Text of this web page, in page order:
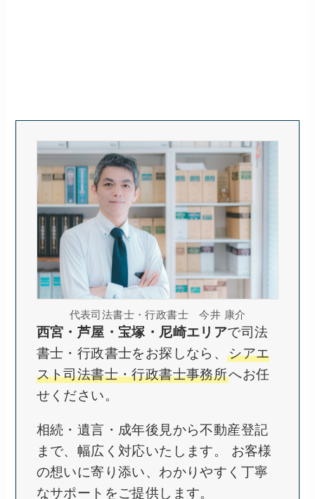
代表司法書士・行政書士 今井 康介
西宮・芦屋・宝塚・尼崎エリアで司法
書士・行政書士をお探しなら、シアエ
スト司法書士・行政書士事務所へお任
せください。
相続・遺言・成年後見から不動産登記
まで、幅広く対応いたします。 お客様
の想いに寄り添い、わかりやすく丁寧
なサポートをご提供します。